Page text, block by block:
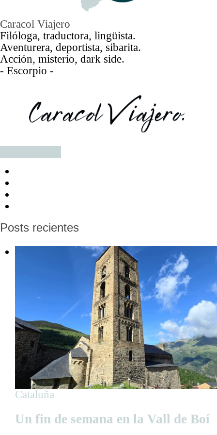
Caracol Viajero
Filóloga, traductora, lingüista.
Aventurera, deportista, sibarita.
Acción, misterio, dark side.
- Escorpio -
Posts recientes
Cataluña
Un fin de semana en la Vall de Boí